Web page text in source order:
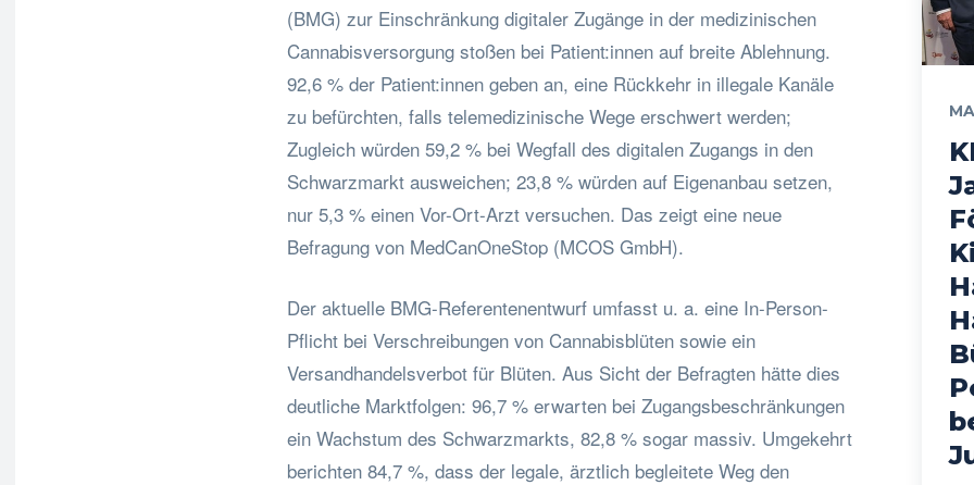
(BMG) zur Einschränkung digitaler Zugänge in der medizinischen
Cannabisversorgung stoßen bei Patient:innen auf breite Ablehnung.
92,6 % der Patient:innen geben an, eine Rückkehr in illegale Kanäle
zu befürchten, falls telemedizinische Wege erschwert werden;
Zugleich würden 59,2 % bei Wegfall des digitalen Zugangs in den
Schwarzmarkt ausweichen; 23,8 % würden auf Eigenanbau setzen,
nur 5,3 % einen Vor-Ort-Arzt versuchen. Das zeigt eine neue
Befragung von MedCanOneStop (MCOS GmbH).
Der aktuelle BMG-Referentenentwurf umfasst u. a. eine In-Person-
Pflicht bei Verschreibungen von Cannabisblüten sowie ein
Versandhandelsverbot für Blüten. Aus Sicht der Befragten hätte dies
deutliche Marktfolgen: 96,7 % erwarten bei Zugangsbeschränkungen
ein Wachstum des Schwarzmarkts, 82,8 % sogar massiv. Umgekehrt
berichten 84,7 %, dass der legale, ärztlich begleitete Weg den